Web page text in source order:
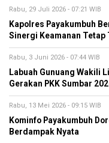
Rabu, 29 Juli 2026 - 07:21 WIB
Kapolres Payakumbuh
Sinergi Keamanan Tetap
Rabu, 3 Juni 2026 - 07:44 WIB
Labuah Gunuang Wakili
Gerakan PKK Sumbar
Rabu, 13 Mei 2026 - 09:15 WIB
Kominfo Payakumbuh
Berdampak Nyata